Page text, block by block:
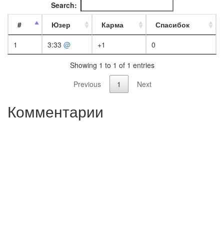
Search:
#
Юзер Карма
Спасибок
1
3:33 @ +1 0
Showing 1 to 1 of 1 entries
Previous
1 Next
Комментарии